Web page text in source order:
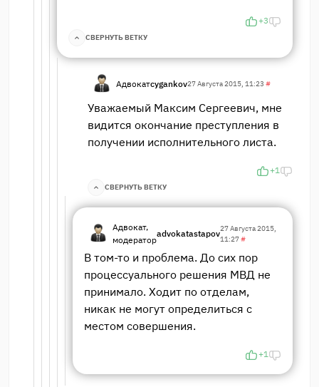
+3
СВЕРНУТЬ ВЕТКУ
Адвокатcygankov27 Августа 2015, 11:23 #
Уважаемый Максим Сергеевич, мне
видится окончание преступления в
получении исполнительного листа.
+1
СВЕРНУТЬ ВЕТКУ
Адвокат,
модератор
advokatastapov27 Августа 2015,
11:27#
В том-то и проблема. До сих пор
процессуального решения МВД не
принимало. Ходит по отделам,
никак не могут определиться с
местом совершения.
+1